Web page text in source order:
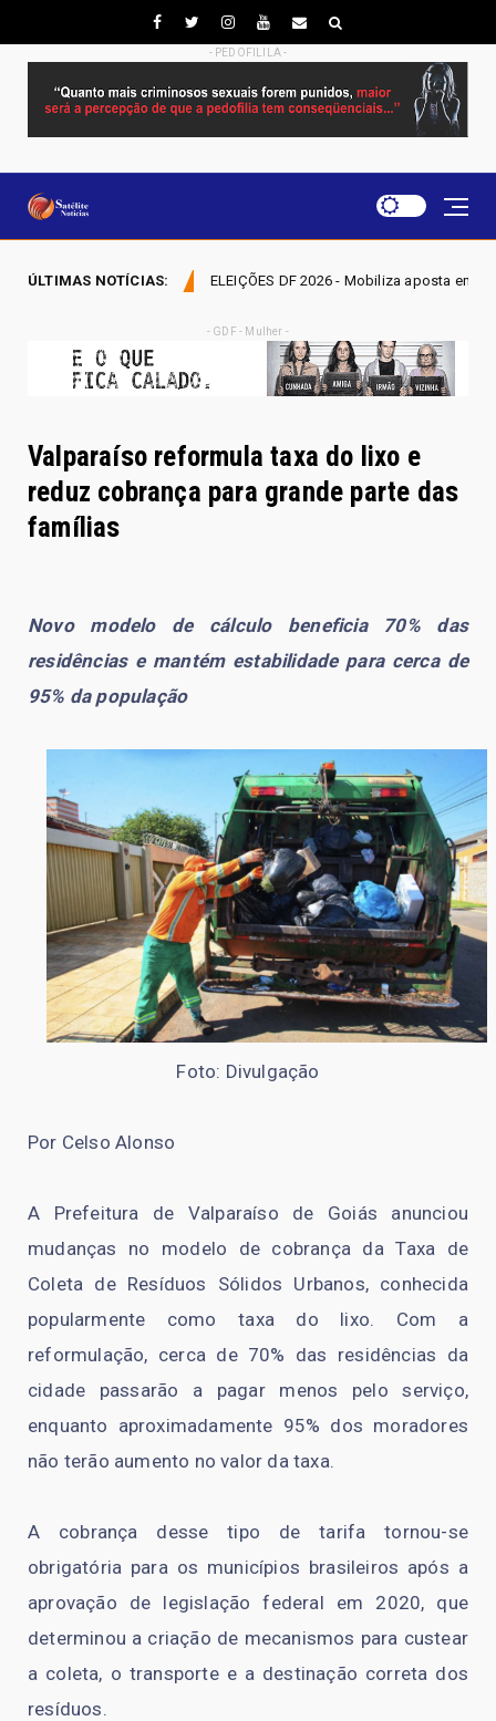
- PEDOFILILA -
ÚLTIMAS NOTÍCIAS:
ELEIÇÕES DF 2026 - Mobiliza aposta em nominata completa e mira
- GDF - Mulher -
Valparaíso reformula taxa do lixo e
reduz cobrança para grande parte das
famílias
Novo modelo de cálculo beneficia 70% das
residências e mantém estabilidade para cerca de
95% da população
Foto: Divulgação
Por Celso Alonso
A Prefeitura de Valparaíso de Goiás anunciou
mudanças no modelo de cobrança da Taxa de
Coleta de Resíduos Sólidos Urbanos, conhecida
popularmente como taxa do lixo. Com a
reformulação, cerca de 70% das residências da
cidade passarão a pagar menos pelo serviço,
enquanto aproximadamente 95% dos moradores
não terão aumento no valor da taxa.
A cobrança desse tipo de tarifa tornou-se
obrigatória para os municípios brasileiros após a
aprovação de legislação federal em 2020, que
determinou a criação de mecanismos para custear
a coleta, o transporte e a destinação correta dos
resíduos.